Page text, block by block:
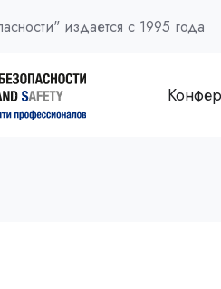
издается с 1995 года